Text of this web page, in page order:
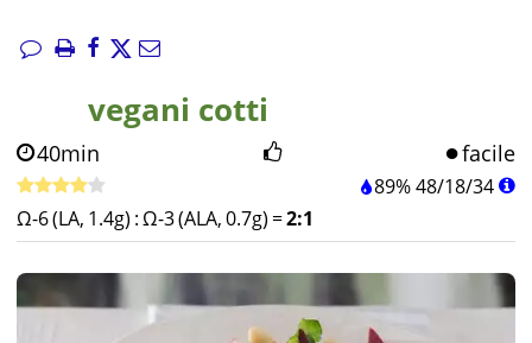
vegani cotti
40min facile
89%48/18/34
Ω-6 (LA, 1.4g) :Ω-3 (ALA, 0.7g) =2:1